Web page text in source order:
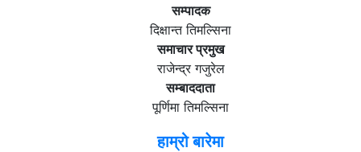
सम्पादक
दिक्षान्त तिमल्सिना
समाचार प्रमुख
राजेन्द्र गजुरेल
सम्बाददाता
पूर्णिमा तिमल्सिना
हाम्रो बारेमा